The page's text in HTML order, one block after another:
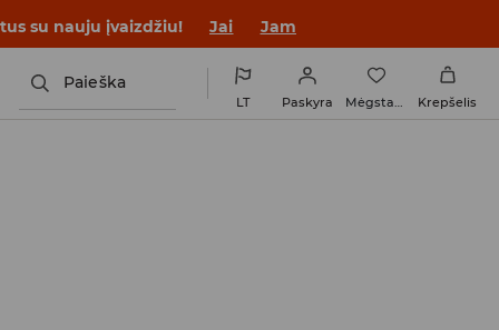
su nauju įvaizdžiu! Jai Jam
Paieška
LT Paskyra Mėgstamiausi Krepšelis